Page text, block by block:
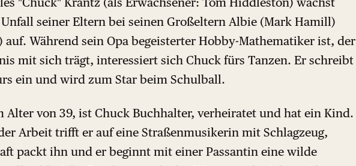
seiner Eltern bei seinen Großeltern Albie (Mark Hamill)
auf. Während sein Opa begeisterter Hobby-Mathematiker ist, der
mit sich trägt, interessiert sich Chuck fürs Tanzen. Er schreibt
ein und wird zum Star beim Schulball.
Alter von 39, ist Chuck Buchhalter, verheiratet und hat ein Kind.
Arbeit trifft er auf eine Straßenmusikerin mit Schlagzeug,
packt ihn und er beginnt mit einer Passantin eine wilde